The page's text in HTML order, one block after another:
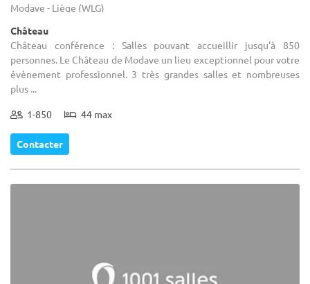
Modave - Liège (WLG)
Château
Château conférence : Salles pouvant accueillir jusqu'à 850
personnes. Le Château de Modave un lieu exceptionnel pour votre
évènement professionnel. 3 très grandes salles et nombreuses
plus ...
1-850 44 max
Contacter